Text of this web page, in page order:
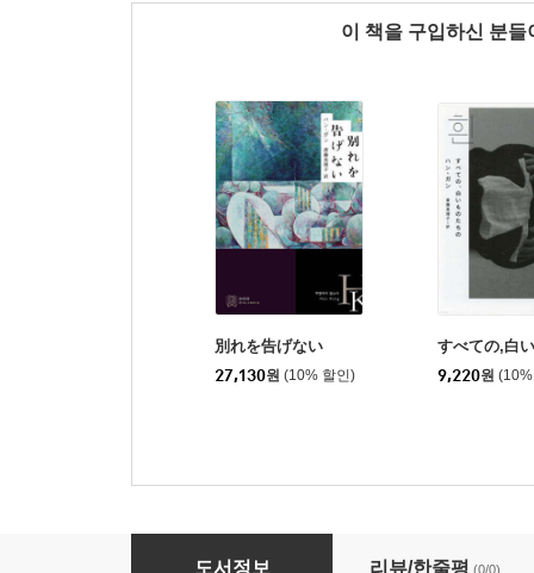
이 책을 구입하신 분
別れを告げない
27,130원 (10% 할인)
すべての,白
9,220원
引き出しに夕方をしまっておいた
도서정보 리뷰/한줄평 (0/0)